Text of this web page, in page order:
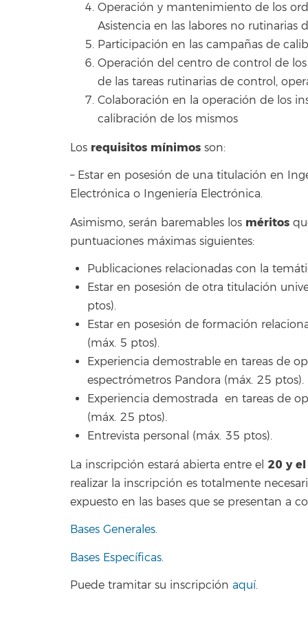
Operación y mantenimiento de los
Asistencia en las labores no
Participación en las campañas de
Operación del centro de control de los
de las tareas rutinarias de control,
Colaboración en la operación de los
calibración de los mismos
Los requisitos mínimos son:
– Estar en posesión de una titulación en
Electrónica o Ingeniería Electrónica.
Asimismo, serán baremables los méritos
puntuaciones máximas siguientes:
Publicaciones relacionadas con la
Estar en posesión de otra titulación
ptos).
Estar en posesión de formación
(máx. 5 ptos).
Experiencia demostrable en tareas de
espectrómetros Pandora (máx. 25 ptos).
Experiencia demostrada en tareas de
(máx. 25 ptos).
Entrevista personal (máx. 35 ptos).
La inscripción estará abierta entre el 20 y
realizar la inscripción es totalmente
expuesto en las bases que se presentan a
Bases Generales.
Bases Específicas.
Puede tramitar su inscripción aquí.